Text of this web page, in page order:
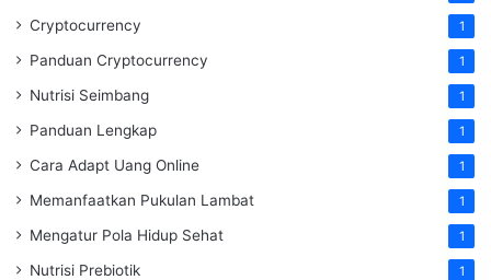
Cryptocurrency 1
Panduan Cryptocurrency 1
Nutrisi Seimbang 1
Panduan Lengkap 1
Cara Adapt Uang Online 1
Memanfaatkan Pukulan Lambat 1
Mengatur Pola Hidup Sehat 1
Nutrisi Prebiotik 1